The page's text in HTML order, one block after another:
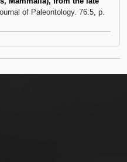
of Paleontology. 76:5, p.